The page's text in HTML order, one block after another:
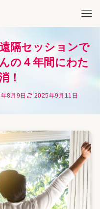
隔セッションで
の４年間にわた
！
8月9日 2025年9月11日